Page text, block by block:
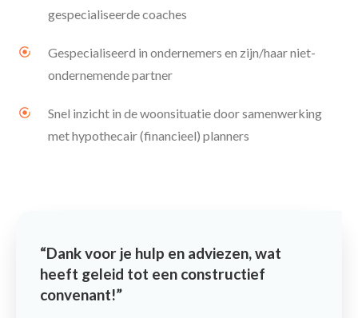
gespecialiseerde coaches
Gespecialiseerd in ondernemers en zijn/haar niet-
ondernemende partner
Snel inzicht in de woonsituatie door samenwerking
met hypothecair (financieel) planners
Dank voor je hulp en adviezen, wat
heeft geleid tot een constructief
convenant!